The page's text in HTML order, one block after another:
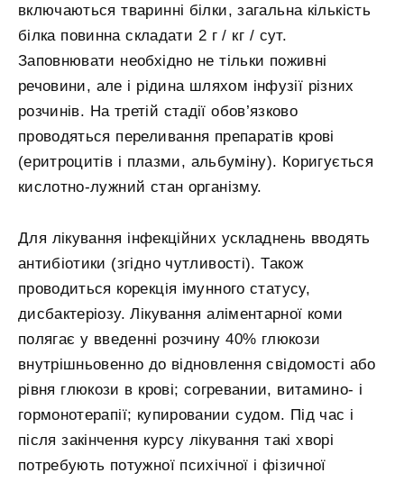
включаються тваринні білки, загальна кількість
білка повинна складати 2 г / кг / сут.
Заповнювати необхідно не тільки поживні
речовини, але і рідина шляхом інфузії різних
розчинів. На третій стадії обов’язково
проводяться переливання препаратів крові
(еритроцитів і плазми, альбуміну). Коригується
кислотно-лужний стан організму.
Для лікування інфекційних ускладнень вводять
антибіотики (згідно чутливості). Також
проводиться корекція імунного статусу,
дисбактеріозу. Лікування аліментарної коми
полягає у введенні розчину 40% глюкози
внутрішньовенно до відновлення свідомості або
рівня глюкози в крові; согревании, витамино- і
гормонотерапії; купировании судом. Під час і
після закінчення курсу лікування такі хворі
потребують потужної психічної і фізичної